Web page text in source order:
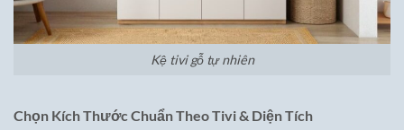
Kệ tivi gỗ tự nhiên
Chọn Kích Thước Chuẩn Theo Tivi & Diện Tích